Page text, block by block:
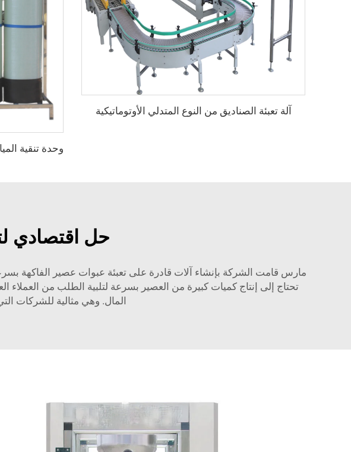
آلة تعبئة الصناديق من النوع المتدلي الأوتوماتيكية
حل اقتصادي
مارس قامت الشركة بإنشاء آلات قادرة على تعبئة عبوات عصير الفاكهة
تحتاج إلى إنتاج كميات كبيرة من العصير بسرعة لتلبية الطلب من
المال. وهي مثالية للشركات